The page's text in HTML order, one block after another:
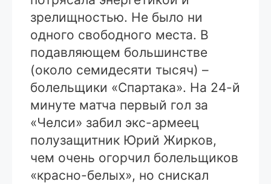
зрелищностью. Не было ни
одного свободного места. В
подавляющем большинстве
(около семидесяти тысяч) –
болельщики «Спартака». На 24-й
минуте матча первый гол за
«Челси» забил экс-армеец
полузащитник Юрий Жирков,
чем очень огорчил болельщиков
«красно-белых», но снискал